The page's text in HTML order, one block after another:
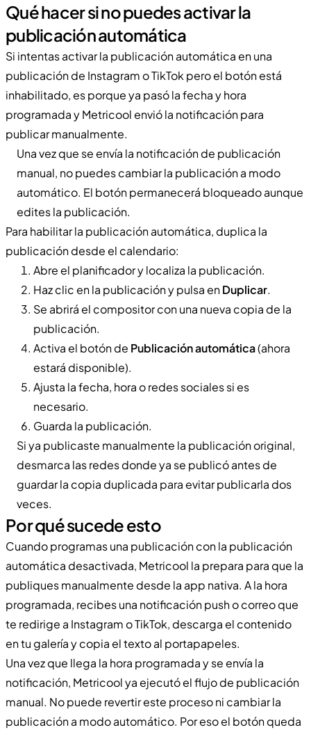
Qué hacer si no puedes activar la
publicación automática
Si intentas activar la publicación automática en una
publicación de Instagram o TikTok pero el botón está
inhabilitado, es porque ya pasó la fecha y hora
programada y Metricool envió la notificación para
publicar manualmente.
Una vez que se envía la notificación de publicación
manual, no puedes cambiar la publicación a modo
automático. El botón permanecerá bloqueado aunque
edites la publicación.
Para habilitar la publicación automática, duplica la
publicación desde el calendario:
Abre el planificador y localiza la publicación.
Haz clic en la publicación y pulsa enDuplicar.
Se abrirá el compositor con una nueva copia de la
publicación.
Activa el botón de Publicación automática(ahora
estará disponible).
Ajusta la fecha, hora o redes sociales si es
necesario.
Guarda la publicación.
Si ya publicaste manualmente la publicación original,
desmarca las redes donde ya se publicó antes de
guardar la copia duplicada para evitar publicarla dos
veces.
Por qué sucede esto
Cuando programas una publicación con la publicación
automática desactivada, Metricool la prepara para que la
publiques manualmente desde la app nativa. A la hora
programada, recibes una notificación push o correo que
te redirige a Instagram o TikTok, descarga el contenido
en tu galería y copia el texto al portapapeles.
Una vez que llega la hora programada y se envía la
notificación, Metricool ya ejecutó el flujo de publicación
manual. No puede revertir este proceso ni cambiar la
publicación a modo automático. Por eso el botón queda